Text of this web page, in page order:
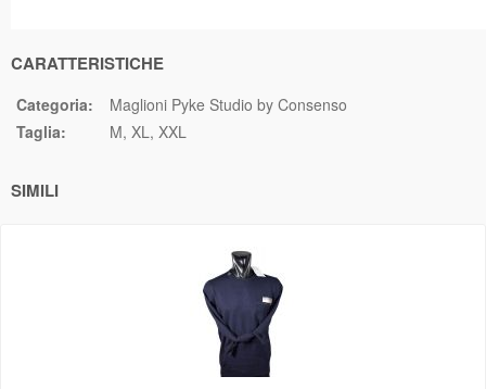
CARATTERISTICHE
Categoria:
Maglioni Pyke Studio by Consenso
Taglia:
M XL XXL
SIMILI